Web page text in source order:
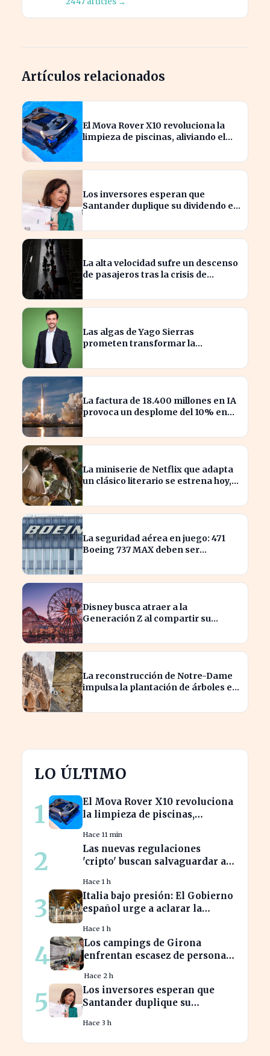
Artículos relacionados
El Mova Rover X10 revoluciona la
limpieza de piscinas, aliviando el
Los inversores esperan que
Santander duplique su dividendo en
La alta velocidad sufre un descenso
de pasajeros tras la crisis de
Las algas de Yago Sierras
prometen transformar la
sostenibles
La factura de 18.400 millones en IA
provoca un desplome del 10% en
La miniserie de Netflix que adapta
un clásico literario se estrena hoy,
La seguridad aérea en juego: 471
Boeing 737 MAX deben ser
Disney busca atraer a la
Generación Z al compartir su
La reconstrucción de Notre-Dame
impulsa la plantación de árboles en
LO ÚLTIMO
1
El Mova Rover X10 revoluciona
la limpieza de piscinas,
usuarios
Hace 11 min
2
Las nuevas regulaciones
'cripto' buscan salvaguardar a
Hace 1 h
3
Italia bajo presión: El Gobierno
español urge a aclarar la
Hace 1 h
4
Los campings de Girona
enfrentan escasez de personal
cubrirla
Hace 2 h
5
Los inversores esperan que
Santander duplique su
GVC Gaesco
Hace 3 h